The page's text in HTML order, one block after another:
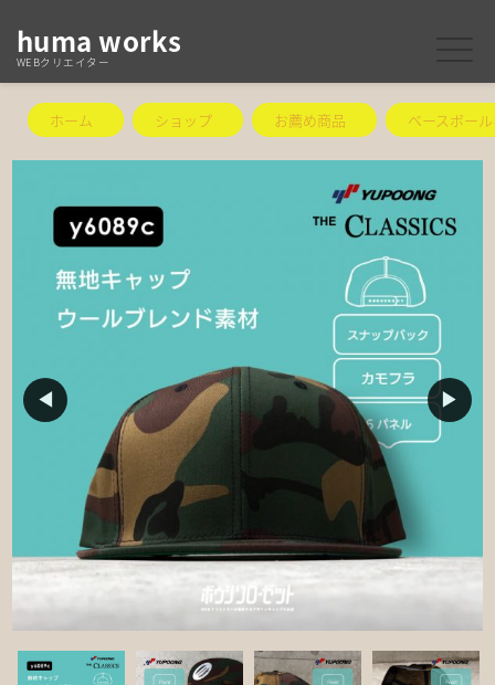
huma works
WEBクリエイター
ホーム ショップ お薦め商品 ベースボー